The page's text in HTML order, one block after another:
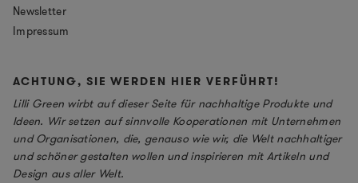
Newsletter
Impressum
ACHTUNG, SIE WERDEN HIER VERFÜHRT!
Lilli Green wirbt auf dieser Seite für nachhaltige Produkte und
Ideen. Wir setzen auf sinnvolle Kooperationen mit Unternehmen
und Organisationen, die, genauso wie wir, die Welt nachhaltiger
und schöner gestalten wollen und inspirieren mit Artikeln und
Design aus aller Welt.